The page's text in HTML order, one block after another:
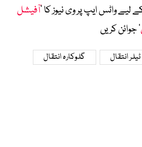
واٹس ایپ پر وی نیوز کا ’آفیشل
‘ جوائن کریں
انتقال گلوکارہ انتقال